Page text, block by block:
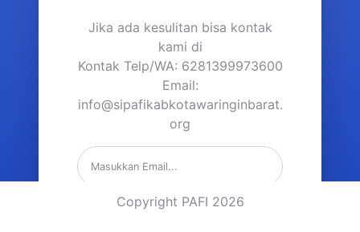
Jika ada kesulitan bisa kontak
kami di
Kontak Telp/WA: 6281399973600
Email:
info@sipafikabkotawaringinbarat.
org
Copyright PAFI 2026